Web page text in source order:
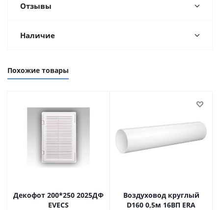
Отзывы
Наличие
Похожие товары
Декофот 200*250 2025ДФ
EVECS
Воздуховод круглый
D160 0,5м 16ВП ERA